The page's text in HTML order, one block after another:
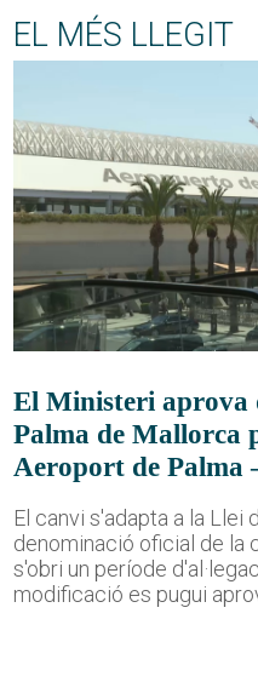
EL MÉS LLEGIT
El Ministeri aprova
Palma de Mallorca
Aeroport de Palma
El canvi s'adapta a la Llei
denominació oficial de la
s'obri un període
modificació es pugui